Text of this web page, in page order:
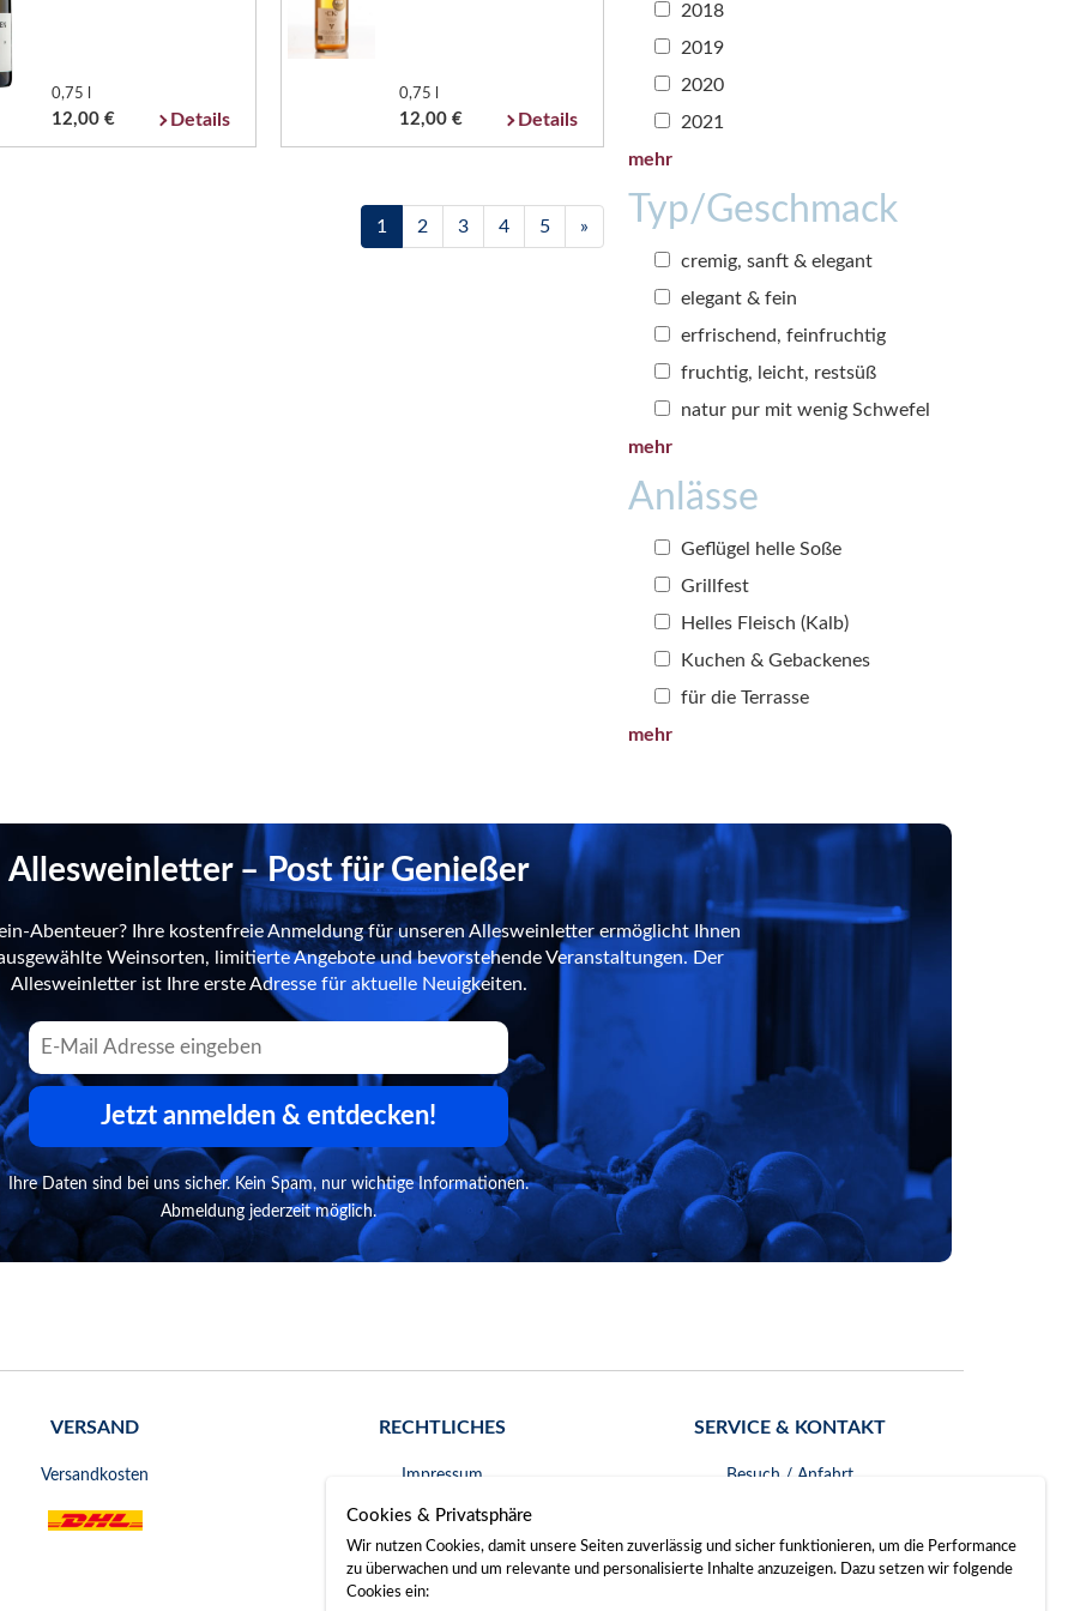
0,75 l
12,00 € Details
0,75 l
12,00 € Details
1 2 3 4 5 »
2018
2019
2020
2021
mehr
Typ/Geschmack
cremig, sanft & elegant
elegant & fein
erfrischend, feinfruchtig
fruchtig, leicht, restsüß
natur pur mit wenig Schwefel
mehr
Anlässe
Geflügel helle Soße
Grillfest
Helles Fleisch (Kalb)
Kuchen & Gebackenes
für die Terrasse
mehr
Allesweinletter – Post für Genießer
Abenteuer? Ihre kostenfreie Anmeldung für unseren Allesweinletter ermöglicht Ihnen
Weinsorten, limitierte Angebote und bevorstehende Veranstaltungen. Der
Allesweinletter ist Ihre erste Adresse für aktuelle Neuigkeiten.
Jetzt anmelden & entdecken!
Ihre Daten sind bei uns sicher. Kein Spam, nur wichtige Informationen.
Abmeldung jederzeit möglich.
VERSAND
Versandkosten
RECHTLICHES
Impressum
AGB
Widerrufsrecht
SERVICE & KONTAKT
Besuch / Anfahrt
Cookies & Privatsphäre
Wir nutzen Cookies, damit unsere Seiten zuverlässig und sicher funktionieren, um die Performance
zu überwachen und um relevante und personalisierte Inhalte anzuzeigen. Dazu setzen wir folgende
Cookies ein: